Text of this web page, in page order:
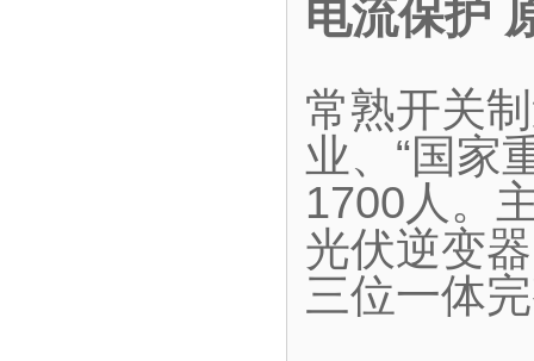
电流保护
常熟开关
业、“国家
1700人。
光伏逆变
三位一体